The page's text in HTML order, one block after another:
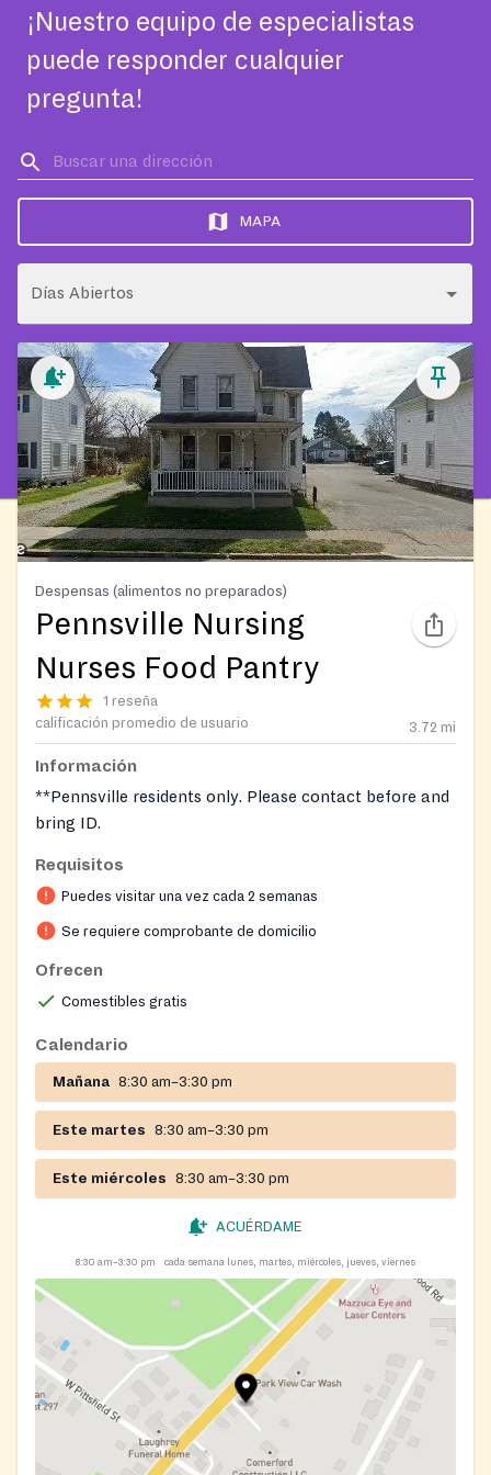
¡Nuestro equipo de especialistas
puede responder cualquier
pregunta!
MAPA
Días Abiertos
Despensas (alimentos no preparados)
Pennsville Nursing
Nurses Food Pantry
1 reseña
calificación promedio de usuario
3.72 mi
Información
**Pennsville residents only. Please contact before and
bring ID.
Requisitos
Puedes visitar una vez cada 2 semanas
Se requiere comprobante de domicilio
Ofrecen
Comestibles gratis
Calendario
Mañana 8:30 am–3:30 pm
Este martes 8:30 am–3:30 pm
Este miércoles 8:30 am–3:30 pm
ACUÉRDAME
8:30 am–3:30 pm cada semana lunes, martes, miércoles, jueves, viernes